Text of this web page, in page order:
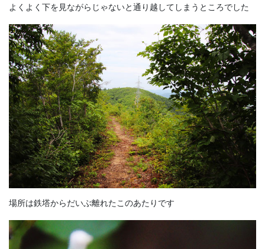
よくよく下を見ながらじゃないと通り越してしまうところでした
場所は鉄塔からだいぶ離れたこのあたりです